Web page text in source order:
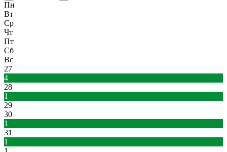
Пн
Вт
Ср
Чт
Пт
Сб
Вс
27
4
28
1
29
30
1
31
1